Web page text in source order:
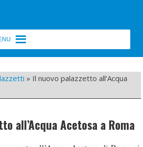
» Il nuovo palazzetto all’Acqua
all’Acqua Acetosa a Roma